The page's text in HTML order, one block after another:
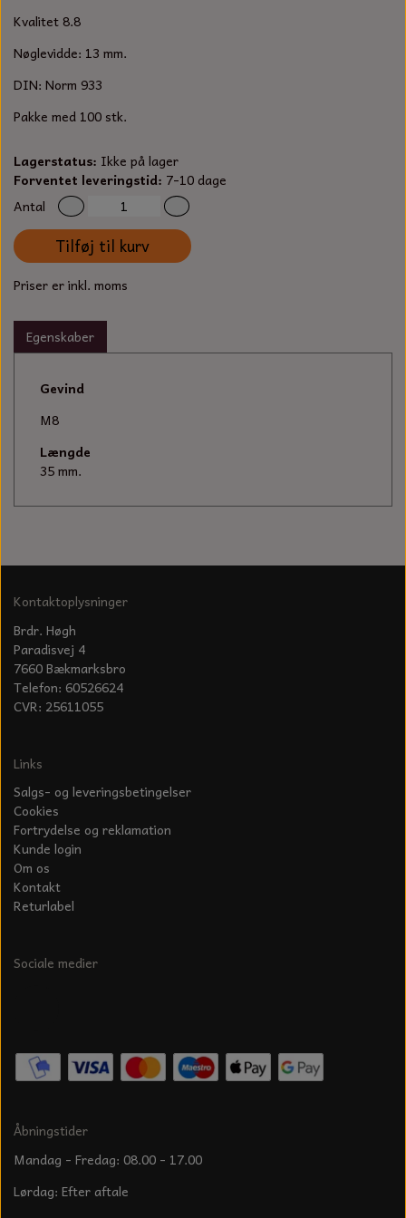
OLIE TIL SMÅMOTORER & HAVEMASKINER
SPÆNDEBÅND
BENSINSLANGE OG FILTRE
STARTSNOR OG TILBEHØR
UNIVERSAL REMSKIVER OG STYRERULLER
STIKSAV KLINGER
MEJSLER
VÆRKTØJSSÆT
FEDTPRESSER
Kvalitet 8.8
Nøglevidde: 13 mm.
DIN: Norm 933
Pakke med 100 stk.
Lagerstatus: Ikke på lager
Forventet leveringstid: 7-10 dage
Antal
Tilføj til kurv
Priser er inkl. moms
Egenskaber
Gevind
M8
Længde
35 mm.
Kontaktoplysninger
Brdr. Høgh
Paradisvej 4
7660 Bækmarksbro
Telefon: 60526624
CVR: 25611055
Links
Salgs- og leveringsbetingelser
Cookies
Fortrydelse og reklamation
Kunde login
Om os
Kontakt
Returlabel
Sociale medier
Åbningstider
Mandag - Fredag: 08.00 - 17.00
Lørdag: Efter aftale